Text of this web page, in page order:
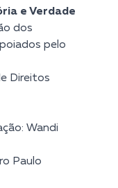
e Verdade
dos
pelo
Direitos
Wandi
Paulo